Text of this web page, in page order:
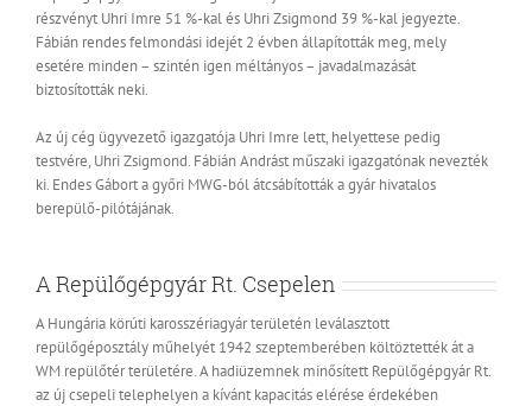
részvényt Uhri Imre 51 %-kal és Uhri Zsigmond 39 %-kal jegyezte.
Fábián rendes felmondási idejét 2 évben állapították meg, mely
esetére minden – szintén igen méltányos – javadalmazását
biztosították neki.
Az új cég ügyvezető igazgatója Uhri Imre lett, helyettese pedig
testvére, Uhri Zsigmond. Fábián Andrást műszaki igazgatónak nevezték
ki. Endes Gábort a győri MWG-ból átcsábították a gyár hivatalos
berepülő-pilótájának.
A Repülőgépgyár Rt. Csepelen
A Hungária körúti karosszériagyár területén leválasztott
repülőgéposztály műhelyét 1942 szeptemberében költöztették át a
WM repülőtér területére. A hadiüzemnek minősített Repülőgépgyár Rt.
az új csepeli telephelyen a kívánt kapacitás elérése érdekében